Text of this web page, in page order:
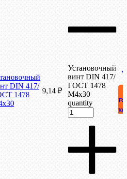
DIN 417/
1478
9,14 ₽
Установочный
винт DIN 417/
ГОСТ 1478
М4х30
quantity
В